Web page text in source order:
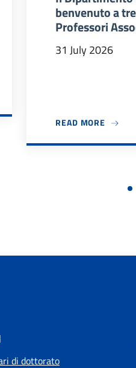
2026/27
benvenuto a
Professori
31 July 2026
READ MORE
di dottorato